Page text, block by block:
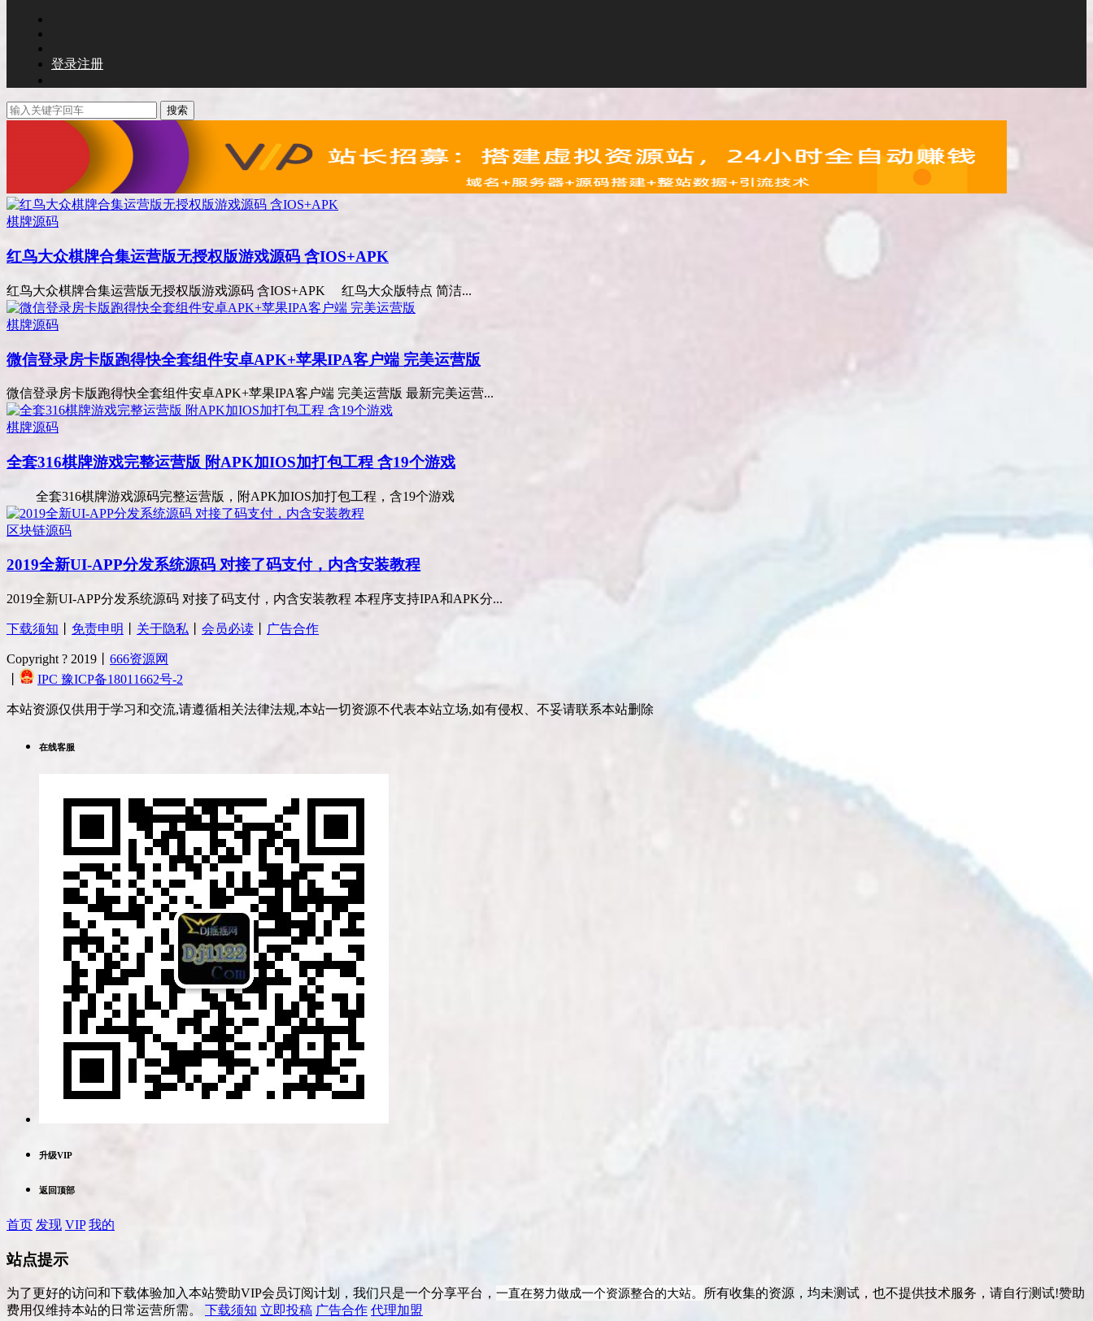
登录注册
搜索
棋牌源码
红鸟大众棋牌合集运营版无授权版游戏源码 含IOS+APK
红鸟大众棋牌合集运营版无授权版游戏源码 含IOS+APK 红鸟大众版特点 简洁...
棋牌源码
微信登录房卡版跑得快全套组件安卓APK+苹果IPA客户端 完美运营版
微信登录房卡版跑得快全套组件安卓APK+苹果IPA客户端 完美运营版 最新完美运营...
棋牌源码
全套316棋牌游戏完整运营版 附APK加IOS加打包工程 含19个游戏
全套316棋牌游戏源码完整运营版，附APK加IOS加打包工程，含19个游戏
区块链源码
2019全新UI-APP分发系统源码 对接了码支付，内含安装教程
2019全新UI-APP分发系统源码 对接了码支付，内含安装教程 本程序支持IPA和APK分...
下载须知 免责申明 关于隐私 会员必读 广告合作
Copyright ? 2019丨 666资源网
IPC 豫ICP备18011662号-2
本站资源仅供用于学习和交流,请遵循相关法律法规,本站一切资源不代表本站立场,如有侵权、不妥请联系本站删除
在线客服
升级VIP
返回顶部
首页 发现 VIP 我的
站点提示
为了更好的访问和下载体验加入本站赞助VIP会员订阅计划，我们只是一个分享平台， 一直在努力做成一个资源整合的大站。
所有收集的资源，均未测试，也不提供技术服务，请自行测试!赞助
费用仅维持本站的日常运营所需。
下载须知 立即投稿 广告合作 代理加盟